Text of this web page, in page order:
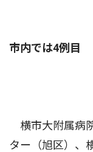
市内では4例目
横市大附属病
ター（旭区）、